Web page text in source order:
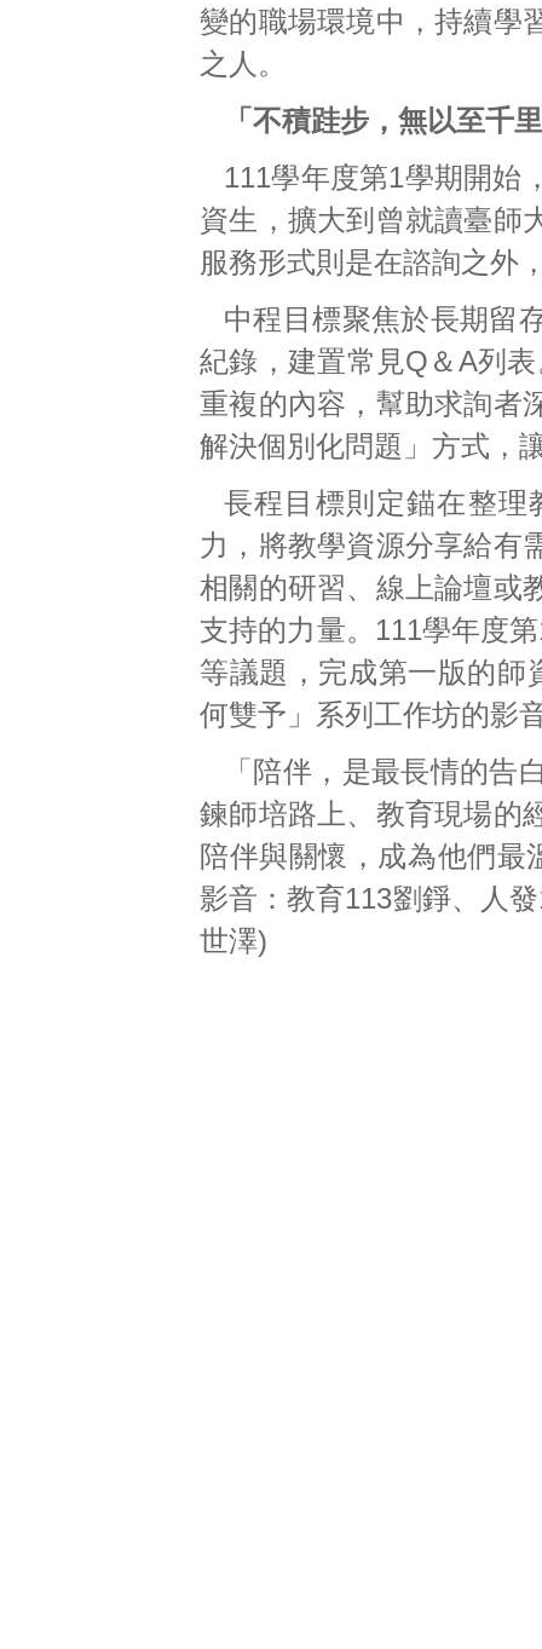
變的職場環境中，持續學
之人。
「不積跬步，無以至千
111學年度第1學期開始
資生，擴大到曾就讀臺師
服務形式則是在諮詢之外
中程目標聚焦於長期留
紀錄，建置常見Q＆A列
重複的內容，幫助求詢者
解決個別化問題」方式，
長程目標則定錨在整理
力，將教學資源分享給有
相關的研習、線上論壇或
支持的力量。111學年度
等議題，完成第一版的師
何雙予」系列工作坊的影
「陪伴，是最長情的
鍊師培路上、教育現場的
陪伴與關懷，成為他們
影音：教育113劉錚、人
世澤)